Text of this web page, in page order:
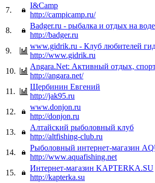
7.
I&Camp
http://campicamp.ru/
8.
Badger.ru - рыбалка и отдых на воде
http://badger.ru
9.
www.gidrik.ru - Клуб любителей
http://www.gidrik.ru
10.
Angara.Net: Активный отдых,
http://angara.net/
11.
Щербинин Евгений
http://jak95.ru
12.
www.donjon.ru
http://donjon.ru
13.
Алтайский рыболовный клуб
http://altfishing-club.ru
14.
Рыболовный интернет-магазин
http://www.aquafishing.net
15.
Интернет-магазин KAPTERKA.SU
http://kapterka.su